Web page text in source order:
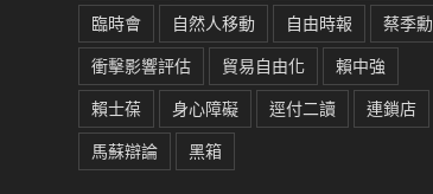
臨時會
自然人移動 自由時報
蔡季勳
衝擊影響評估
貿易自由化
賴中強
賴士葆
身心障礙 逕付二讀
連鎖店
馬蘇辯論
黑箱